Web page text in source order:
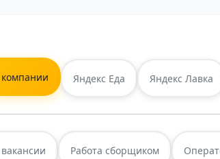
компании Яндекс Еда Яндекс Лавка
Работа сборщиком